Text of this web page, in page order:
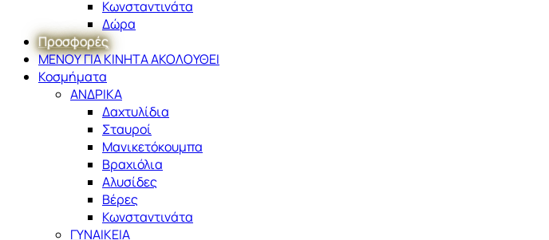
Κωνσταντινάτα
Δώρα
Προσφορές
ΜΕΝΟΥ ΓΙΑ ΚΙΝΗΤΑ ΑΚΟΛΟΥΘΕΙ
Κοσμήματα
ΑΝΔΡΙΚΑ
Δαχτυλίδια
Σταυροί
Μανικετόκουμπα
Βραχιόλια
Αλυσίδες
Βέρες
Κωνσταντινάτα
ΓΥΝΑΙΚΕΙΑ